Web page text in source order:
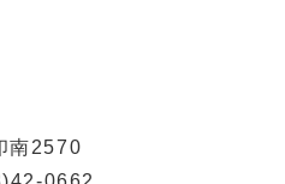
南2570